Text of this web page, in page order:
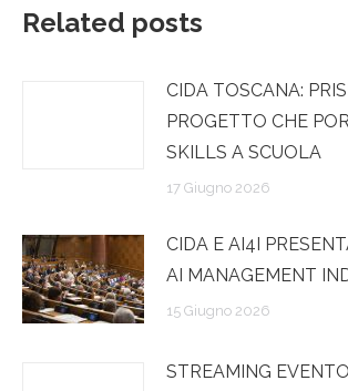
Related posts
CIDA TOSCANA:
PROGETTO CHE
SKILLS A SCUOLA
17 Giugno 2026
CIDA E AI4I
AI MANAGEMENT
15 Giugno 2026
STREAMING